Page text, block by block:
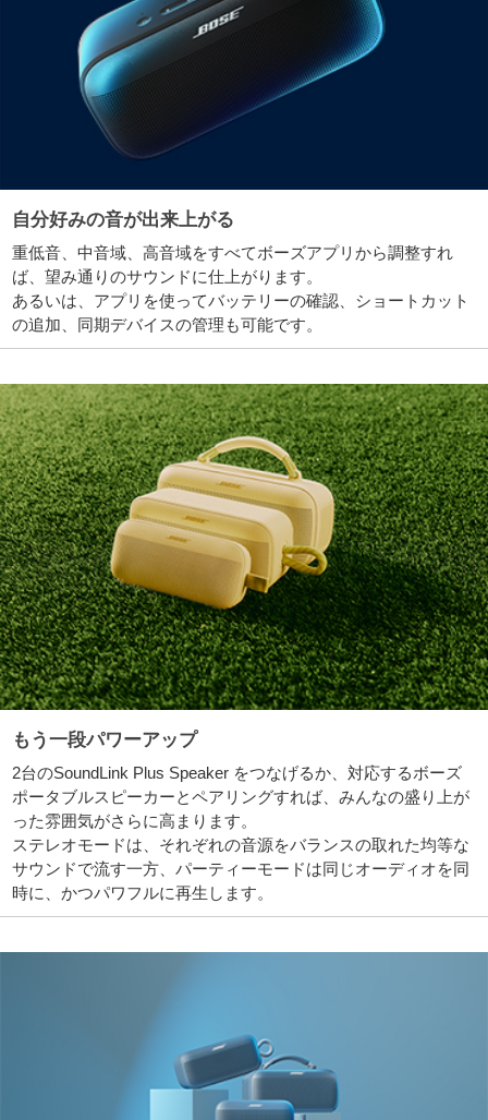
自分好みの音が出来上がる
重低音、中音域、高音域をすべてボーズアプリから調整すれ
ば、望み通りのサウンドに仕上がります。
あるいは、アプリを使ってバッテリーの確認、ショートカット
の追加、同期デバイスの管理も可能です。
もう一段パワーアップ
2台のSoundLink Plus Speaker をつなげるか、対応するボーズ
ポータブルスピーカーとペアリングすれば、みんなの盛り上が
った雰囲気がさらに高まります。
ステレオモードは、それぞれの音源をバランスの取れた均等な
サウンドで流す一方、パーティーモードは同じオーディオを同
時に、かつパワフルに再生します。